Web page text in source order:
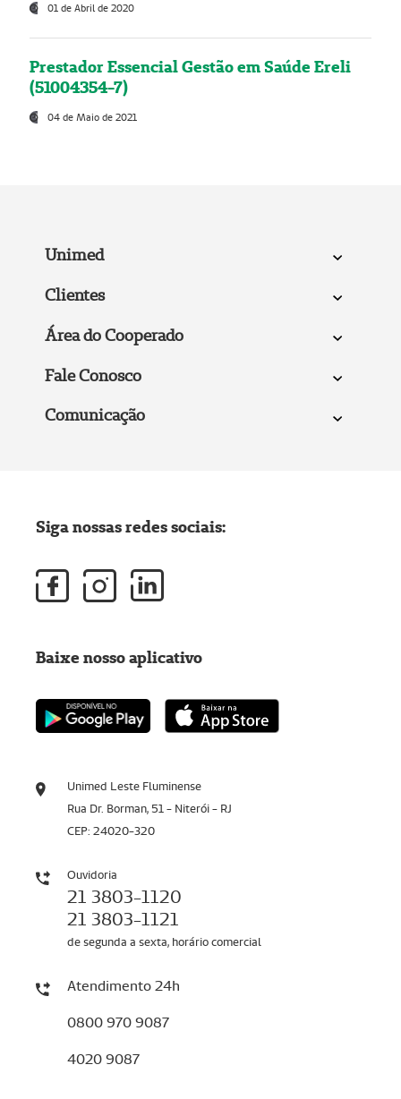
01 de Abril de 2020
Prestador Essencial Gestão em Saúde Ereli
(51004354-7)
04 de Maio de 2021
Unimed
Clientes
Área do Cooperado
Fale Conosco
Comunicação
Unimed Leste Fluminense
Rua Dr. Borman, 51 - Niterói - RJ
CEP: 24020-320
Ouvidoria
21 3803-1120
21 3803-1121
de segunda a sexta, horário comercial
Atendimento 24h
0800 970 9087
4020 9087
Siga nossas redes sociais:
Baixe nosso aplicativo